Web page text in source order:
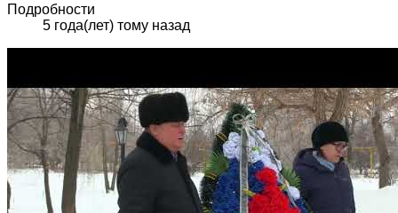
Подробности
5 года(лет) тому назад